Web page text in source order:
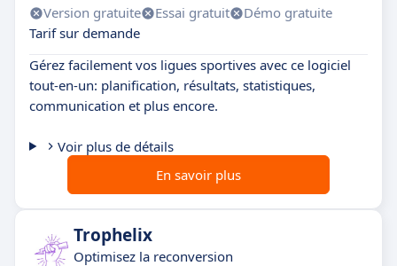
Version gratuite Essai gratuit
Démo gratuite
Tarif sur demande
Gérez facilement vos ligues sportives avec ce logiciel
tout-en-un: planification, résultats, statistiques,
communication et plus encore.
Voir plus de détails
En savoir plus
Trophelix
Optimisez la reconversion